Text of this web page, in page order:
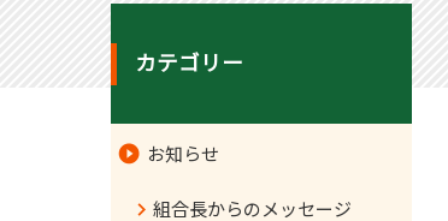
カテゴリー
お知らせ
組合長からのメッセージ